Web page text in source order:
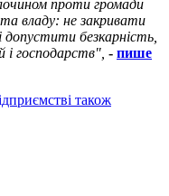
проти громади
владу: не закривати
допустити безкарність,
господарств", - пише
також